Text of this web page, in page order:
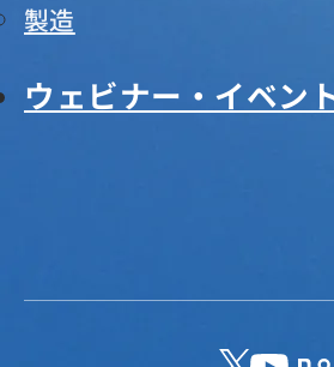
製造
ウェビナー・イベン